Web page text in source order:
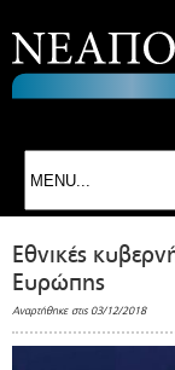
Εθνικές
Ευρώπης
Αναρτήθηκε στις 03/12/2018